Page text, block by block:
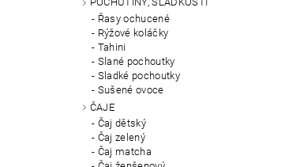
Řasy ochucené
Rýžové koláčky
Tahini
Slané pochoutky
Sladké pochoutky
Sušené ovoce
ČAJE
Čaj dětský
Čaj zelený
Čaj matcha